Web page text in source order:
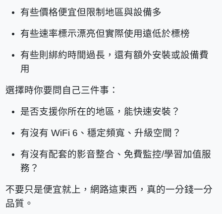
有些價格便宜但限制地區與設備多
有些速率標示漂亮但實際使用遠低於標榜
有些則綁約時間過長，還有額外安裝或設備費
用
選擇時你要問自己三件事：
是否支援你所在的地區，能快速安裝？
有沒有 WiFi 6、穩定頻寬、升級空間？
有沒有配套的影音整合、免費監控/學習加值服
務？
不要只是便宜就上，網路這東西， 真的一分錢一分
品質 。